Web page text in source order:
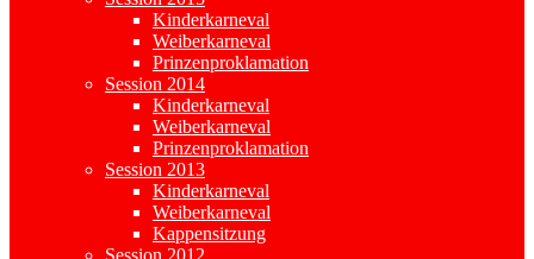
Kinderkarneval
Weiberkarneval
Prinzenproklamation
Session 2014
Kinderkarneval
Weiberkarneval
Prinzenproklamation
Session 2013
Kinderkarneval
Weiberkarneval
Kappensitzung
Session 2012